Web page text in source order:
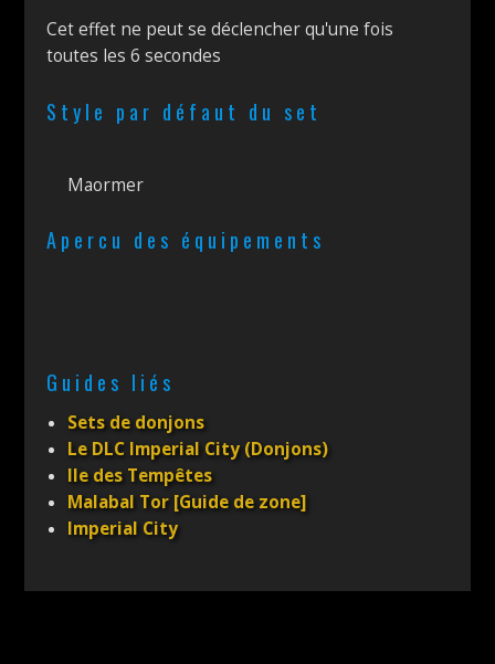
Cet effet ne peut se déclencher qu'une fois
toutes les 6 secondes
Style par défaut du set
Maormer
Apercu des équipements
Guides liés
Sets de donjons
Le DLC Imperial City (Donjons)
Ile des Tempêtes
Malabal Tor [Guide de zone]
Imperial City